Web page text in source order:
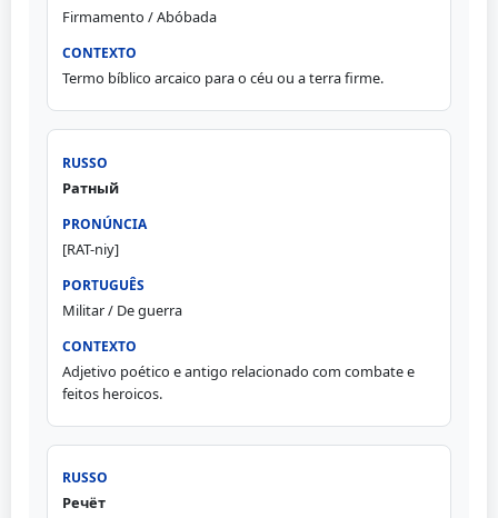
Firmamento / Abóbada
Termo bíblico arcaico para o céu ou a terra firme.
Ратный
[RAT-niy]
Militar / De guerra
Adjetivo poético e antigo relacionado com combate e
feitos heroicos.
Речёт